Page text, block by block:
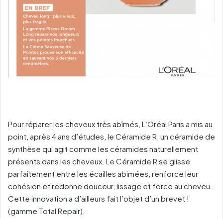
Pour réparer les cheveux très abîmés, L’Oréal Paris a mis au
point, après 4 ans d’études, le Céramide R, un céramide de
synthèse qui agit comme les céramides naturellement
présents dans les cheveux. Le Céramide R se glisse
parfaitement entre les écailles abimées, renforce leur
cohésion et redonne douceur, lissage et force au cheveu.
Cette innovation a d’ailleurs fait l’objet d’un brevet !
(gamme Total Repair).